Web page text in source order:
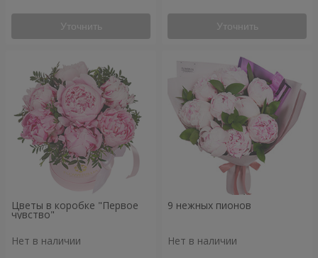
Уточнить Уточнить
Цветы в коробке "Первое
чувство"
Нет в наличии
9 нежных пионов
Нет в наличии